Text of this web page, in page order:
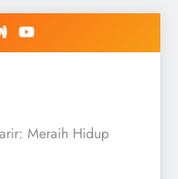
Meraih Hidup